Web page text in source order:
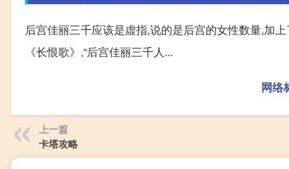
后宫佳丽三千应该是虚指,说的是后宫的女性数量,加
《长恨歌》,“后宫佳丽三千人...
网络
上一篇
卡塔攻略